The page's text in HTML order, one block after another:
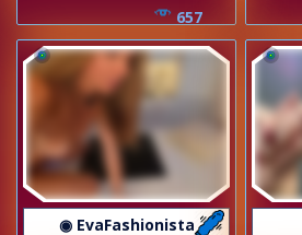
657
◉ EvaFashionista